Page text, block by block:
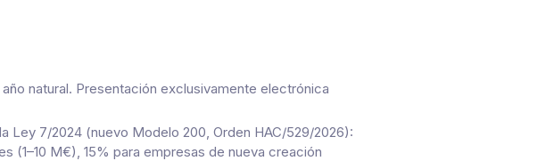
natural. Presentación exclusivamente electrónica
Ley 7/2024 (nuevo Modelo 200, Orden HAC/529/2026):
(1–10 M€), 15% para empresas de nueva creación